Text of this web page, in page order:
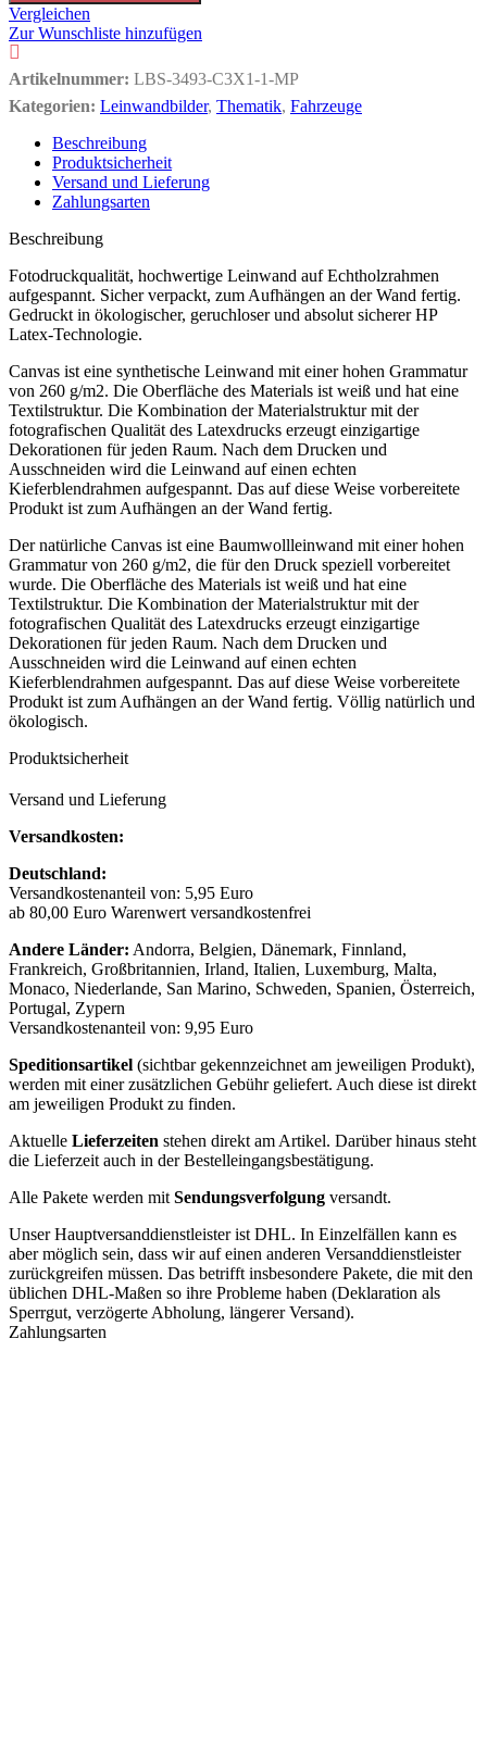
Vergleichen
Zur Wunschliste hinzufügen
Artikelnummer: LBS-3493-C3X1-1-MP
Kategorien: Leinwandbilder, Thematik, Fahrzeuge
Beschreibung
Produktsicherheit
Versand und Lieferung
Zahlungsarten
Beschreibung
Fotodruckqualität, hochwertige Leinwand auf Echtholzrahmen
aufgespannt. Sicher verpackt, zum Aufhängen an der Wand fertig.
Gedruckt in ökologischer, geruchloser und absolut sicherer HP
Latex-Technologie.
Canvas ist eine synthetische Leinwand mit einer hohen Grammatur
von 260 g/m2. Die Oberfläche des Materials ist weiß und hat eine
Textilstruktur. Die Kombination der Materialstruktur mit der
fotografischen Qualität des Latexdrucks erzeugt einzigartige
Dekorationen für jeden Raum. Nach dem Drucken und
Ausschneiden wird die Leinwand auf einen echten
Kieferblendrahmen aufgespannt. Das auf diese Weise vorbereitete
Produkt ist zum Aufhängen an der Wand fertig.
Der natürliche Canvas ist eine Baumwollleinwand mit einer hohen
Grammatur von 260 g/m2, die für den Druck speziell vorbereitet
wurde. Die Oberfläche des Materials ist weiß und hat eine
Textilstruktur. Die Kombination der Materialstruktur mit der
fotografischen Qualität des Latexdrucks erzeugt einzigartige
Dekorationen für jeden Raum. Nach dem Drucken und
Ausschneiden wird die Leinwand auf einen echten
Kieferblendrahmen aufgespannt. Das auf diese Weise vorbereitete
Produkt ist zum Aufhängen an der Wand fertig. Völlig natürlich und
ökologisch.
Produktsicherheit
Versand und Lieferung
Versandkosten:
Deutschland:
Versandkostenanteil von: 5,95 Euro
ab 80,00 Euro Warenwert versandkostenfrei
Andere Länder: Andorra, Belgien, Dänemark, Finnland,
Frankreich, Großbritannien, Irland, Italien, Luxemburg, Malta,
Monaco, Niederlande, San Marino, Schweden, Spanien, Österreich,
Portugal, Zypern
Versandkostenanteil von: 9,95 Euro
Speditionsartikel (sichtbar gekennzeichnet am jeweiligen Produkt),
werden mit einer zusätzlichen Gebühr geliefert. Auch diese ist direkt
am jeweiligen Produkt zu finden.
Aktuelle Lieferzeiten stehen direkt am Artikel. Darüber hinaus steht
die Lieferzeit auch in der Bestelleingangsbestätigung.
Alle Pakete werden mit Sendungsverfolgung versandt.
Unser Hauptversanddienstleister ist DHL. In Einzelfällen kann es
aber möglich sein, dass wir auf einen anderen Versanddienstleister
zurückgreifen müssen. Das betrifft insbesondere Pakete, die mit den
üblichen DHL-Maßen so ihre Probleme haben (Deklaration als
Sperrgut, verzögerte Abholung, längerer Versand).
Zahlungsarten